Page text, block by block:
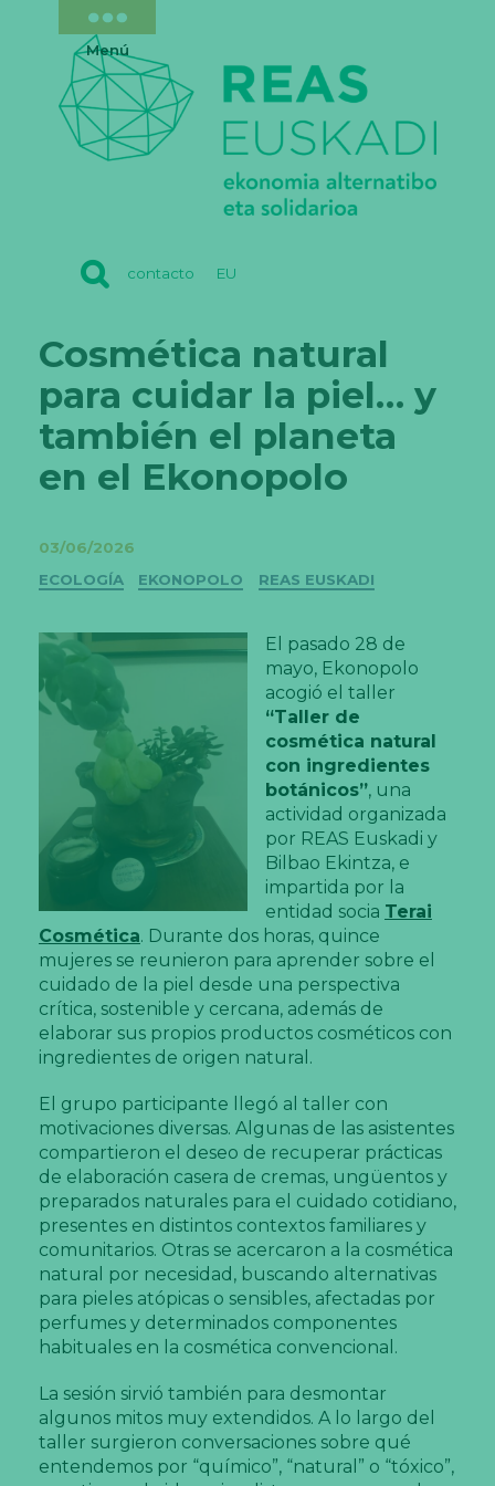
contacto EU
Menú
Cosmética natural
para cuidar la piel… y
también el planeta
en el Ekonopolo
03/06/2026
Categorías
ECOLOGÍA EKONOPOLO REAS EUSKADI
El pasado 28 de
mayo, Ekonopolo
acogió el taller
“Taller de
cosmética natural
con ingredientes
botánicos”, una
actividad organizada
por REAS Euskadi y
Bilbao Ekintza, e
impartida por la
entidad socia Terai
Cosmética. Durante dos horas, quince
mujeres se reunieron para aprender sobre el
cuidado de la piel desde una perspectiva
crítica, sostenible y cercana, además de
elaborar sus propios productos cosméticos con
ingredientes de origen natural.
El grupo participante llegó al taller con
motivaciones diversas. Algunas de las asistentes
compartieron el deseo de recuperar prácticas
de elaboración casera de cremas, ungüentos y
preparados naturales para el cuidado cotidiano,
presentes en distintos contextos familiares y
comunitarios. Otras se acercaron a la cosmética
natural por necesidad, buscando alternativas
para pieles atópicas o sensibles, afectadas por
perfumes y determinados componentes
habituales en la cosmética convencional.
La sesión sirvió también para desmontar
algunos mitos muy extendidos. A lo largo del
taller surgieron conversaciones sobre qué
entendemos por “químico”, “natural” o “tóxico”,